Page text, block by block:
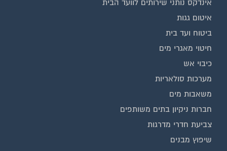
אינדקס נותני שירותים לוועד הבית
איטום גגות
ביטוח ועד בית
חיטוי מאגרי מים
כיבוי אש
מערכות סולאריות
משאבות מים
חברות ניקיון בתים משותפים
צביעת חדרי מדרגות
שיפוץ מבנים